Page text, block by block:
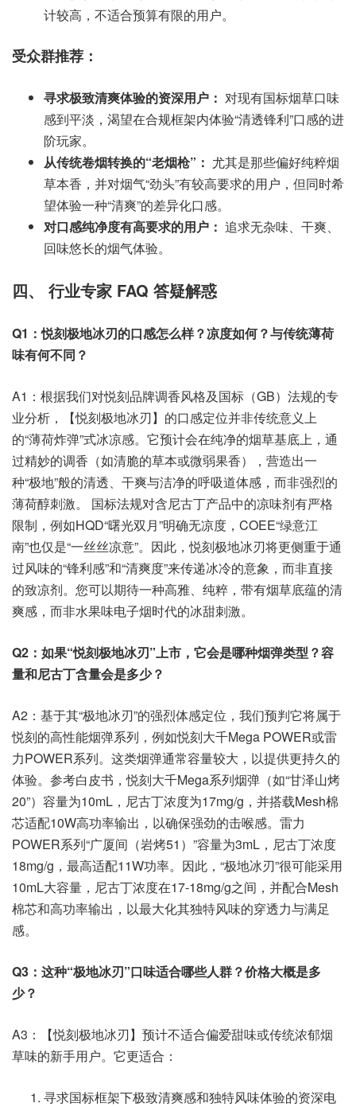
计较高，不适合预算有限的用户。
受众群推荐：
寻求极致清爽体验的资深用户： 对现有国标烟草口味
感到平淡，渴望在合规框架内体验“清透锋利”口感的进
阶玩家。
从传统卷烟转换的“老烟枪”： 尤其是那些偏好纯粹烟
草本香，并对烟气“劲头”有较高要求的用户，但同时希
望体验一种“清爽”的差异化口感。
对口感纯净度有高要求的用户： 追求无杂味、干爽、
回味悠长的烟气体验。
四、 行业专家 FAQ 答疑解惑
Q1：悦刻极地冰刃的口感怎么样？凉度如何？与传统薄荷
味有何不同？
A1：根据我们对悦刻品牌调香风格及国标（GB）法规的专
业分析，【悦刻极地冰刃】的口感定位并非传统意义上
的“薄荷炸弹”式冰凉感。它预计会在纯净的烟草基底上，通
过精妙的调香（如清脆的草本或微弱果香），营造出一
种“极地”般的清透、干爽与洁净的呼吸道体感，而非强烈的
薄荷醇刺激。 国标法规对含尼古丁产品中的凉味剂有严格
限制，例如HQD“曙光双月”明确无凉度，COEE“绿意江
南”也仅是“一丝丝凉意”。因此，悦刻极地冰刃将更侧重于通
过风味的“锋利感”和“清爽度”来传递冰冷的意象，而非直接
的致凉剂。您可以期待一种高雅、纯粹，带有烟草底蕴的清
爽感，而非水果味电子烟时代的冰甜刺激。
Q2：如果“悦刻极地冰刃”上市，它会是哪种烟弹类型？容
量和尼古丁含量会是多少？
A2：基于其“极地冰刃”的强烈体感定位，我们预判它将属于
悦刻的高性能烟弹系列，例如悦刻大千Mega POWER或雷
力POWER系列。这类烟弹通常容量较大，以提供更持久的
体验。参考白皮书，悦刻大千Mega系列烟弹（如“甘泽山烤
20”）容量为10mL，尼古丁浓度为17mg/g，并搭载Mesh棉
芯适配10W高功率输出，以确保强劲的击喉感。雷力
POWER系列“广厦间（岩烤51）”容量为3mL，尼古丁浓度
18mg/g，最高适配11W功率。因此，“极地冰刃”很可能采用
10mL大容量，尼古丁浓度在17-18mg/g之间，并配合Mesh
棉芯和高功率输出，以最大化其独特风味的穿透力与满足
感。
Q3：这种“极地冰刃”口味适合哪些人群？价格大概是多
少？
A3：【悦刻极地冰刃】预计不适合偏爱甜味或传统浓郁烟
草味的新手用户。它更适合：
寻求国标框架下极致清爽感和独特风味体验的资深电